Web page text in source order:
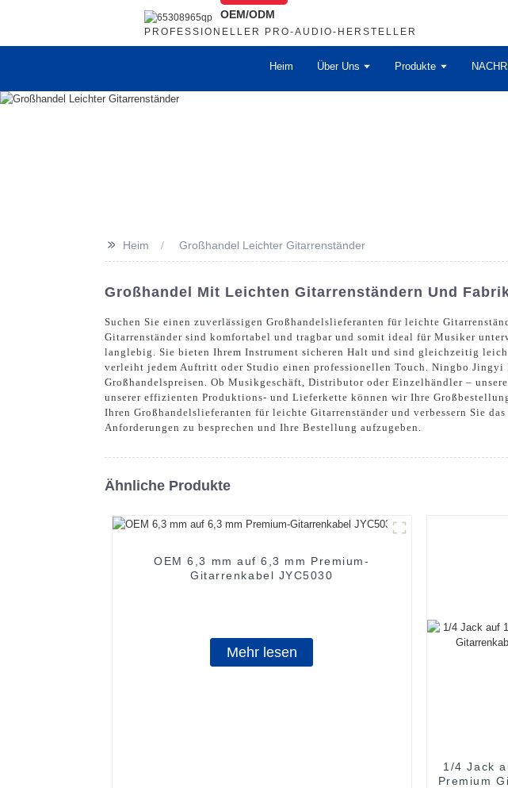
OEM/ODM
PROFESSIONELLER PRO-AUDIO-HERSTELLER
Heim Über Uns Produkte
>> Heim Großhandel Leichter Gitarrenständer
Großhandel Mit Leichten Gitarrenständern Und
Suchen Sie einen zuverlässigen Großhandelslieferanten für leichte
Gitarrenständer sind komfortabel und tragbar und somit ideal für Musiker
langlebig. Sie bieten Ihrem Instrument sicheren Halt und sind gleichzeitig
verleiht jedem Auftritt oder Studio einen professionellen Touch. Ningbo
Großhandelspreisen. Ob Musikgeschäft, Distributor oder Einzelhändler –
unserer effizienten Produktions- und Lieferkette können wir Ihre
Ihren Großhandelslieferanten für leichte Gitarrenständer und verbessern Sie
Anforderungen zu besprechen und Ihre Bestellung aufzugeben.
Ähnliche Produkte
OEM 6,3 mm auf 6,3 mm Premium-
Gitarrenkabel JYC5030
Mehr lesen
1/4 Jack
Premium